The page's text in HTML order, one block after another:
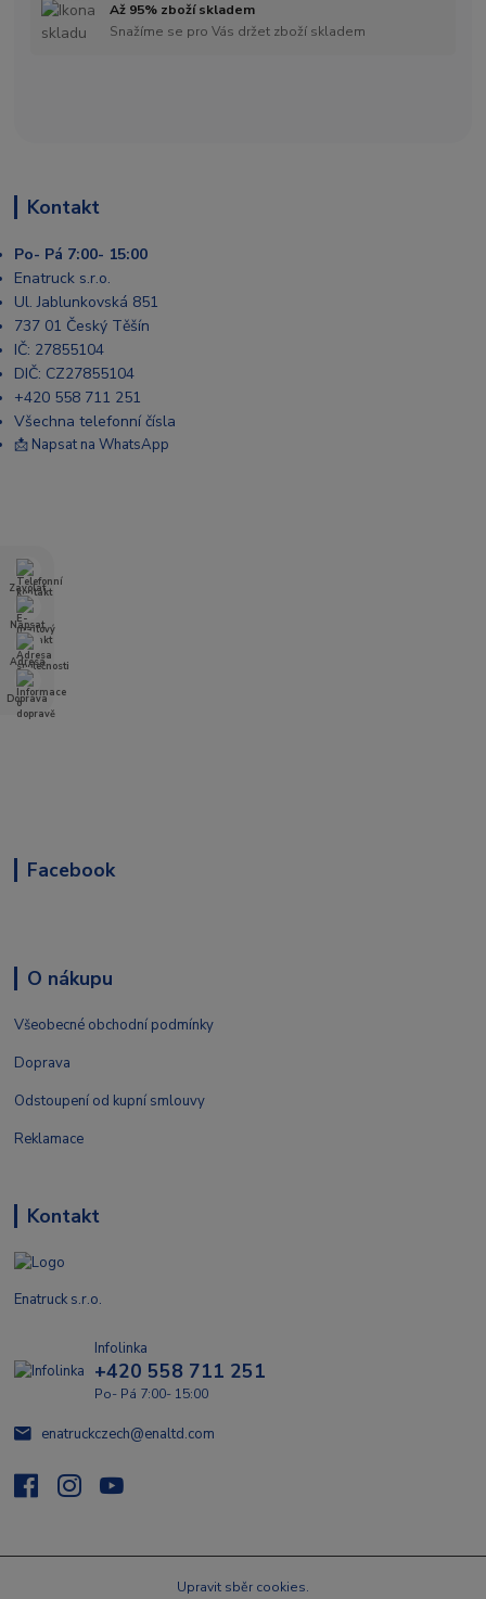
Zavolat
Napsat
Adresa
Doprava
Až 95% zboží skladem
Snažíme se pro Vás držet zboží skladem
Kontakt
Po- Pá 7:00- 15:00
Enatruck s.r.o.
Ul. Jablunkovská 851
737 01 Český Těšín
IČ: 27855104
DIČ: CZ27855104
+420 558 711 251
Všechna telefonní čísla
📩 Napsat na WhatsApp
Facebook
O nákupu
Všeobecné obchodní podmínky
Doprava
Odstoupení od kupní smlouvy
Reklamace
Kontakt
Enatruck s.r.o.
Infolinka
+420 558 711 251
Po- Pá 7:00- 15:00
enatruckczech@enaltd.com
Upravit sběr cookies.